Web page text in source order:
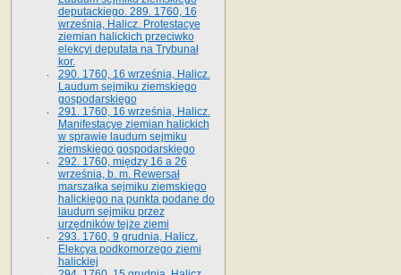
deputackiego. 289. 1760, 16
września, Halicz. Protestacye
ziemian halickich przeciwko
elekcyi deputata na Trybunał
kor.
290. 1760, 16 września, Halicz.
Laudum sejmiku ziemskiego
gospodarskiego
291. 1760, 16 września, Halicz.
Manifestacye ziemian halickich
w sprawie laudum sejmiku
ziemskiego gospodarskiego
292. 1760, między 16 a 26
września, b. m. Rewersał
marszałka sejmiku ziemskiego
halickiego na punkta podane do
laudum sejmiku przez
urzędników tejże ziemi
293. 1760, 9 grudnia, Halicz.
Elekcya podkomorzego ziemi
halickiej